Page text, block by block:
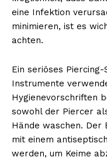
eine Infektion
minimieren, ist es
achten.
Ein seriöses
Instrumente
Hygienevorschriften
sowohl der Piercer
Hände waschen. Der
mit einem
werden, um Keime